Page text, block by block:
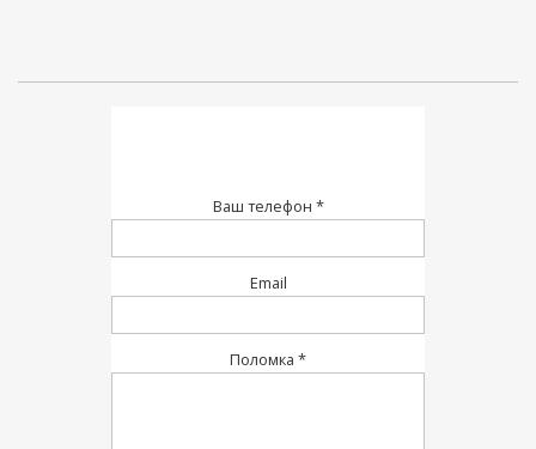
Ваш телефон *
Email
Поломка *